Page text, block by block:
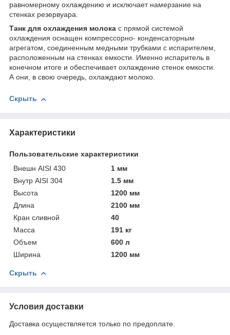
равномерному охлаждению и исключает намерзание на
стенках резервуара.
Танк для охлаждения молока с прямой системой
охлаждения оснащен компрессорно- конденсаторным
агрегатом, соединенным медными трубками с испарителем,
расположенным на стенках емкости. Именно испаритель в
конечном итоге и обеспечивает охлаждение стенок емкости.
А они, в свою очередь, охлаждают молоко.
Скрыть
Характеристики
Пользовательские характеристики
Внешн AISI 430
1 мм
Внутр AISI 304
1.5 мм
Высота
1200 мм
Длина
2100 мм
Кран сливной
40
Масса
191 кг
Объем
600 л
Ширина
1200 мм
Скрыть
Условия доставки
Доставка осуществляется только по предоплате.